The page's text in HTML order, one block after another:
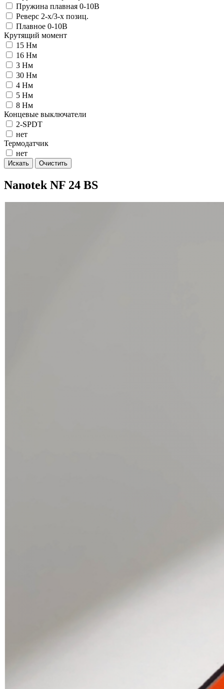
Пружина плавная 0-10В
Реверс 2-х/3-х позиц.
Плавное 0-10В
Крутящий момент
15 Нм
16 Нм
3 Нм
30 Нм
4 Нм
5 Нм
8 Нм
Концевые выключатели
2-SPDT
нет
Термодатчик
нет
Искать Очистить
Nanotek NF 24 BS